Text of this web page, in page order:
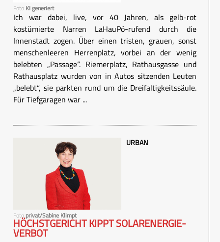
Foto KI generiert
Ich war dabei, live, vor 40 Jahren, als gelb-rot
kostümierte Narren LaHauPö-rufend durch die
Innenstadt zogen. Über einen tristen, grauen, sonst
menschenleeren Herrenplatz, vorbei an der wenig
belebten „Passage“. Riemerplatz, Rathausgasse und
Rathausplatz wurden von in Autos sitzenden Leuten
„belebt“, sie parkten rund um die Dreifaltigkeitssäule.
Für Tiefgaragen war ...
Foto privat/Sabine Klimpt
URBAN
HÖCHSTGERICHT KIPPT SOLARENERGIE-
VERBOT